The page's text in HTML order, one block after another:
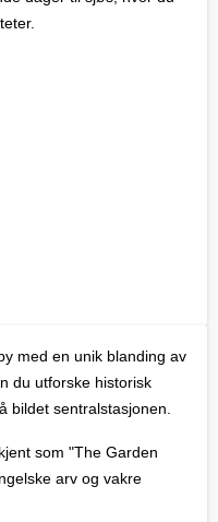
med en unik blanding av
du utforske historisk
bildet sentralstasjonen.
som "The Garden
arv og vakre